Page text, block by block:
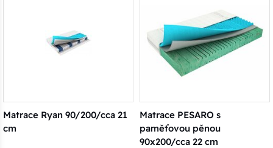
Matrace Ryan 90/200/cca 21
cm
Matrace PESARO s
paměťovou pěnou
90x200/cca 22 cm